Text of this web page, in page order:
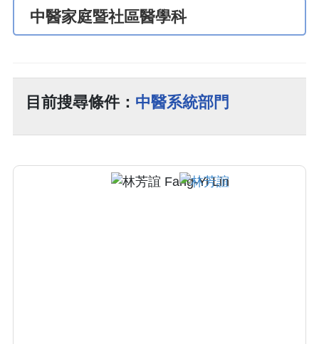
中醫家庭暨社區醫學科
目前搜尋條件： 中醫系統部門